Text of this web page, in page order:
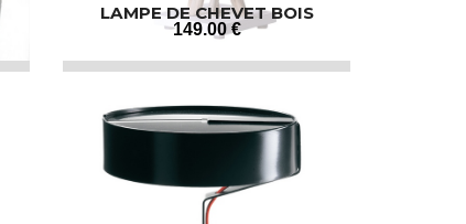
LAMPE DE CHEVET BOIS
FLOTTÉ
149.00 €